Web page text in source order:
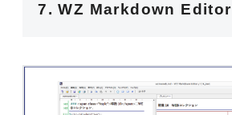
7. WZ Markdown Editor